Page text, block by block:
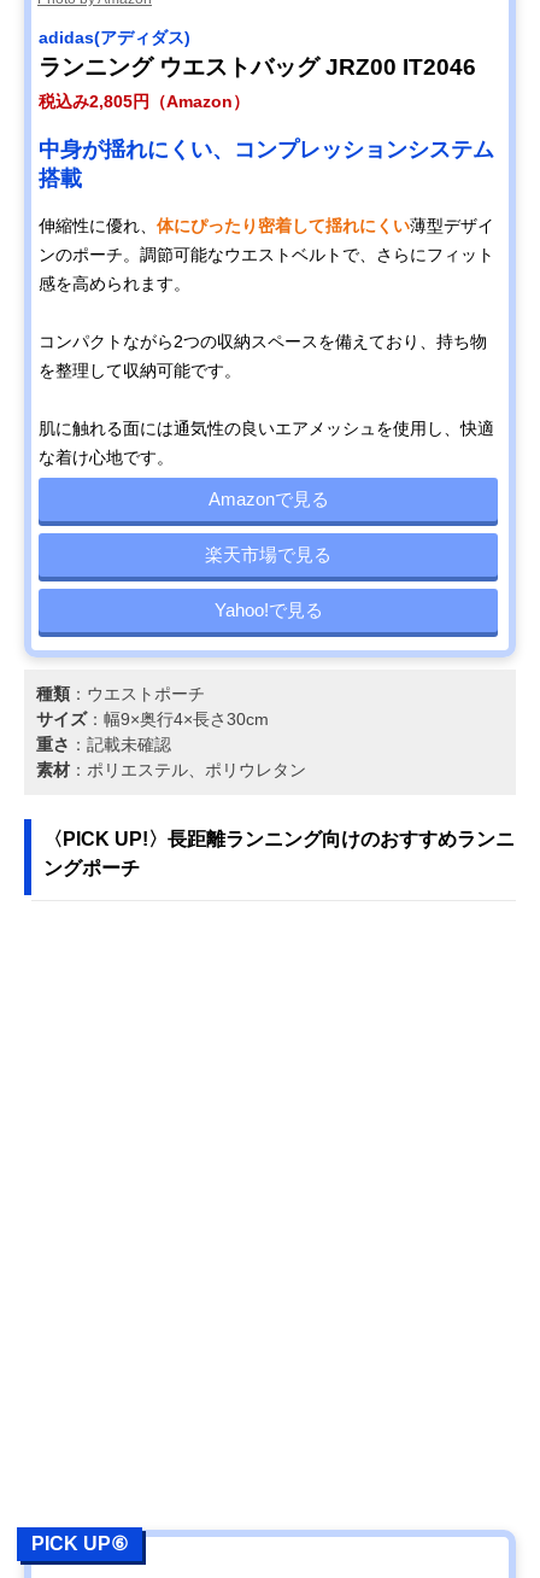
adidas(アディダス)
ランニング ウエストバッグ JRZ00 IT2046
税込み2,805円（Amazon）
中身が揺れにくい、コンプレッションシステム
搭載
伸縮性に優れ、 体にぴったり密着して揺れにくい薄型デザイ
ンのポーチ。調節可能なウエストベルトで、さらにフィット
感を高められます。
コンパクトながら2つの収納スペースを備えており、持ち物
を整理して収納可能です。
肌に触れる面には通気性の良いエアメッシュを使用し、快適
な着け心地です。
Amazonで見る
楽天市場で見る
Yahoo!で見る
種類 ：ウエストポーチ
サイズ：幅9×奥行4×長さ30cm
重さ ：記載未確認
素材 ：ポリエステル、ポリウレタン
〈PICK UP!〉長距離ランニング向けのおすすめランニ
ングポーチ
PICK UP⑥